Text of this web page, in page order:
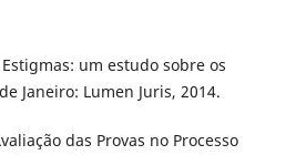
um estudo sobre os
Janeiro: Lumen Juris, 2014.
das Provas no Processo